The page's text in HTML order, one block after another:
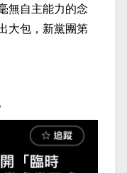
無自主能力的念
大包，新黨團第